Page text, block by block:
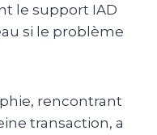
le support IAD
si le problème
rencontrant
transaction, a